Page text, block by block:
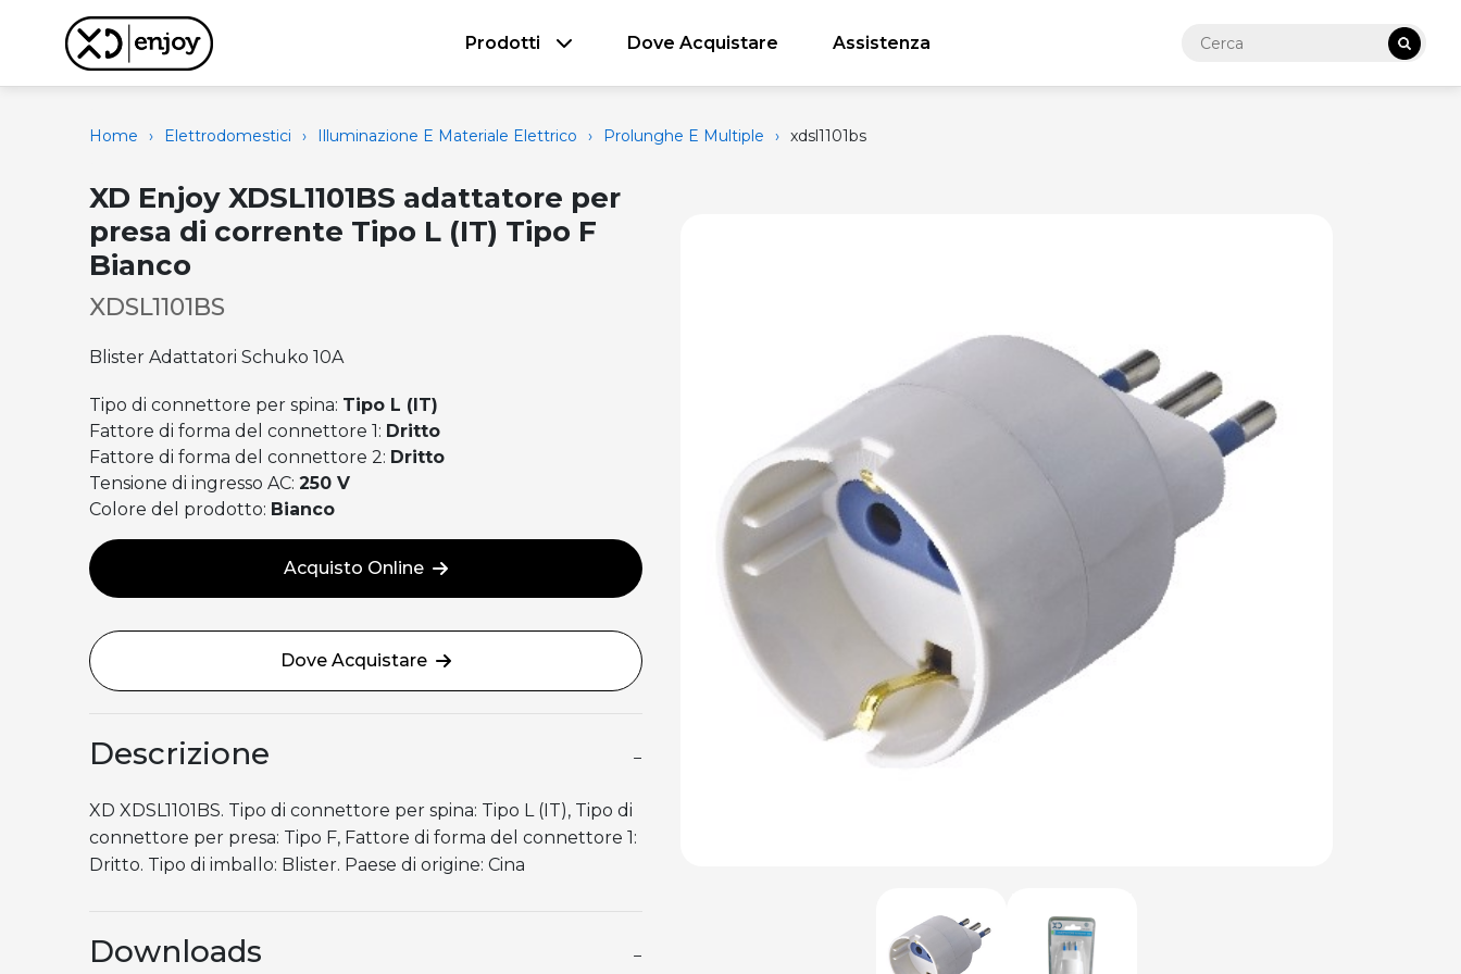
Prodotti Dove Acquistare Assistenza
Home › Elettrodomestici › Illuminazione E Materiale Elettrico › Prolunghe E Multiple › xdsl1101bs
XD Enjoy XDSL1101BS adattatore per
presa di corrente Tipo L (IT) Tipo F
Bianco
XDSL1101BS
Blister Adattatori Schuko 10A
Tipo di connettore per spina: Tipo L (IT)
Fattore di forma del connettore 1: Dritto
Fattore di forma del connettore 2: Dritto
Tensione di ingresso AC:250 V
Colore del prodotto: Bianco
Acquisto Online
Dove Acquistare
Descrizione −
XD XDSL1101BS. Tipo di connettore per spina: Tipo L (IT), Tipo di
connettore per presa: Tipo F, Fattore di forma del connettore 1:
Dritto. Tipo di imballo: Blister. Paese di origine: Cina
Downloads −